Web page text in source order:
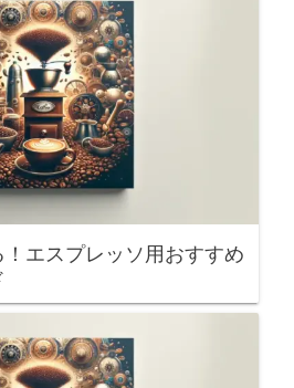
エスプレッソ用おすすめ